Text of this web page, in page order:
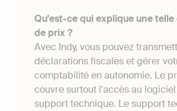
Qu'est-ce qui explique une
de prix ?
Avec Indy, vous pouvez
déclarations fiscales et gérer
comptabilité en autonomie. Le
couvre surtout l'accès au
support technique. Le support